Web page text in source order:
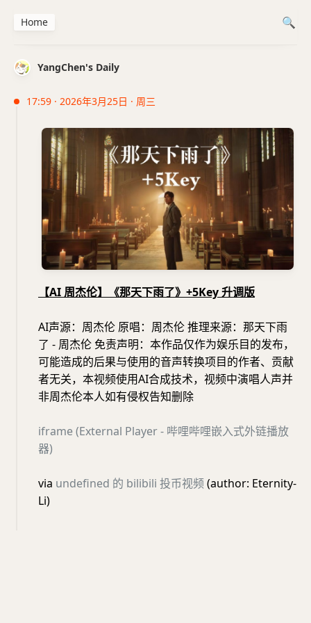
YangChen's Daily
17:59 · 2026年3月25日 · 周三
【AI 周杰伦】《那天下雨了》+5Key 升调版
AI声源：周杰伦 原唱：周杰伦 推理来源：那天下雨
了 - 周杰伦 免责声明：本作品仅作为娱乐目的发布，
可能造成的后果与使用的音声转换项目的作者、贡献
者无关，本视频使用AI合成技术，视频中演唱人声并
非周杰伦本人如有侵权告知删除
iframe (External Player - 哔哩哔哩嵌入式外链播放
器)
via undefined 的 bilibili 投币视频(author: Eternity-
Li)
Home